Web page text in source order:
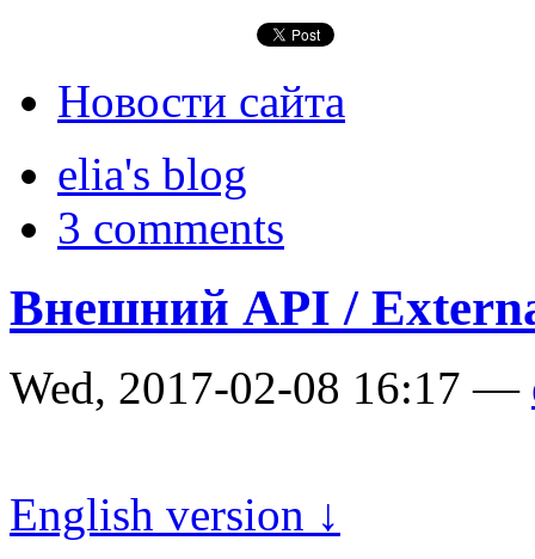
Новости сайта
elia's blog
3 comments
Внешний API /
Wed, 2017-02-08 16:17 —
English version ↓